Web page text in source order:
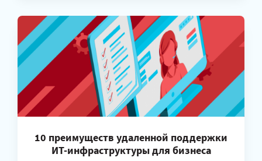
10 преимуществ удаленной поддержки
ИТ-инфраструктуры для бизнеса